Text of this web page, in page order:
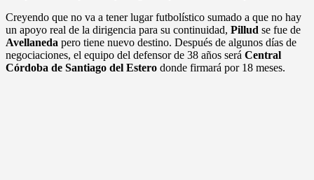
Creyendo que no va a tener lugar futbolístico sumado a que no hay
un apoyo real de la dirigencia para su continuidad, Pillud se fue de
Avellaneda pero tiene nuevo destino. Después de algunos días de
negociaciones, el equipo del defensor de 38 años será Central
Córdoba de Santiago del Estero donde firmará por 18 meses.